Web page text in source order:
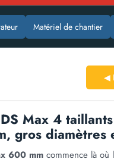
Matériel de chantier
◀
Max 4
gros diamètres
600 mm commence là